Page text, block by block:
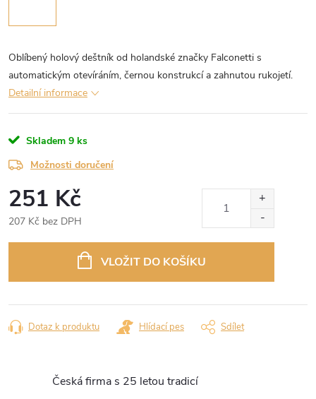
Oblíbený holový deštník od holandské značky Falconetti s
automatickým otevíráním, černou konstrukcí a zahnutou rukojetí.
Detailní informace
Skladem 9 ks
Možnosti doručení
251 Kč
207 Kč bez DPH
VLOŽIT DO KOŠÍKU
Dotaz k produktu Hlídací pes Sdílet
Česká firma s 25 letou tradicí